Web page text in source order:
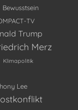
Bewusstsein
TV
Trump
Merz
Klimapolitik
Lee